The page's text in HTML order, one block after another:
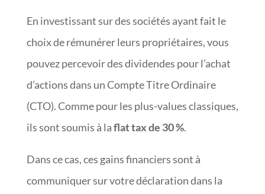
En investissant sur des sociétés ayant fait le
choix de rémunérer leurs propriétaires, vous
pouvez percevoir des dividendes pour l’achat
d’actions dans un Compte Titre Ordinaire
(CTO). Comme pour les plus-values classiques,
ils sont soumis à laflat tax de 30 %.
Dans ce cas, ces gains financiers sont à
communiquer sur votre déclaration dans la